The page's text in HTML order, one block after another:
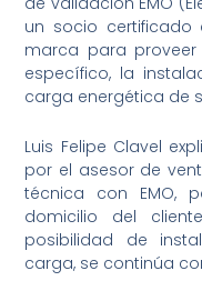
un socio
marca para proveer
específico, la
carga energética de
Luis Felipe Clavel
por el asesor de
técnica con EMO,
domicilio del
posibilidad de
carga, se continúa